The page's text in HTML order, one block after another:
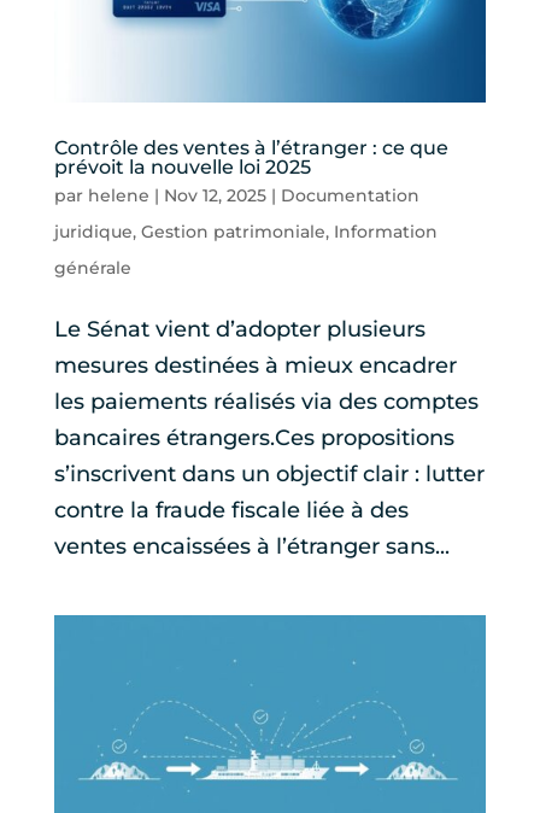
Contrôle des ventes à l’étranger : ce que
prévoit la nouvelle loi 2025
par helene | Nov 12, 2025| Documentation
juridique, Gestion patrimoniale, Information
générale
Le Sénat vient d’adopter plusieurs
mesures destinées à mieux encadrer
les paiements réalisés via des comptes
bancaires étrangers.Ces propositions
s’inscrivent dans un objectif clair : lutter
contre la fraude fiscale liée à des
ventes encaissées à l’étranger sans...